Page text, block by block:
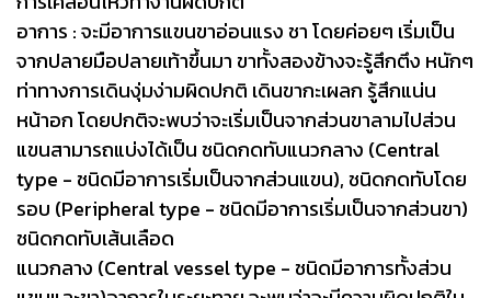
อาการ : จะมีอาการแขนขาอ่อนแรง ชา โดยค่อยๆ เริ่มเป็น
จากปลายมือปลายเท้าขึ้นมา ขาทั้งสองข้างจะรู้สึกตึง หนักๆ
ท่าทางการเดินงุ่มง่ามผิดปกติ เดินขากะเผลก รู้สึกแน่น
หน้าอก โดยปกติจะพบว่าจะเริ่มเป็นจากส่วนขาลามไปส่วน
แขนสามารถแบ่งได้เป็น ชนิดกดทับแนวกลาง (Central
type - ชนิดมีอาการเริ่มเป็นจากส่วนแขน), ชนิดกดทับโดย
รอบ (Peripheral type - ชนิดมีอาการเริ่มเป็นจากส่วนขา)
ชนิดกดทับเส้นเลือด
แนวกลาง (Central vessel type - ชนิดมีอาการทั้งส่วน